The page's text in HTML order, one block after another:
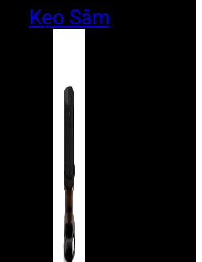
Kẹo Sâm